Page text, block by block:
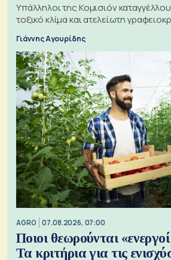
Υπάλληλοι της Κομισιόν
τοξικό κλίμα και ατελείωτη
Γιάννης Αγουρίδης
AGRO 07.08.2026, 07:00
Ποιοι θεωρούνται
Τα κριτήρια για τις